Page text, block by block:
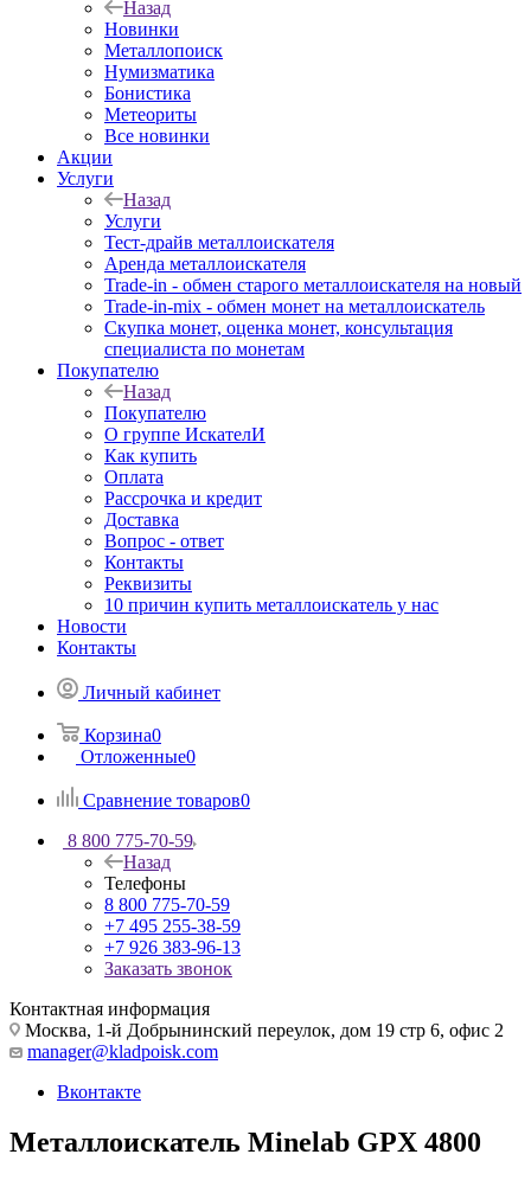
Назад
Новинки
Металлопоиск
Нумизматика
Бонистика
Метеориты
Все новинки
Акции
Услуги
Назад
Услуги
Тест-драйв металлоискателя
Аренда металлоискателя
Trade-in - обмен старого металлоискателя на новый
Trade-in-mix - обмен монет на металлоискатель
Скупка монет, оценка монет, консультация
специалиста по монетам
Покупателю
Назад
Покупателю
О группе ИскателИ
Как купить
Оплата
Рассрочка и кредит
Доставка
Вопрос - ответ
Контакты
Реквизиты
10 причин купить металлоискатель у нас
Новости
Контакты
Личный кабинет
Корзина0
Отложенные0
Сравнение товаров0
8 800 775-70-59
Назад
Телефоны
8 800 775-70-59
+7 495 255-38-59
+7 926 383-96-13
Заказать звонок
Контактная информация
Москва, 1-й Добрынинский переулок, дом 19 стр 6, офис 2
manager@kladpoisk.com
Вконтакте
Металлоискатель Minelab GPX 4800